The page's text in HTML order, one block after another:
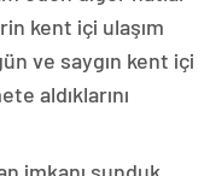
kent içi ulaşım
ve saygın kent içi
aldıklarını